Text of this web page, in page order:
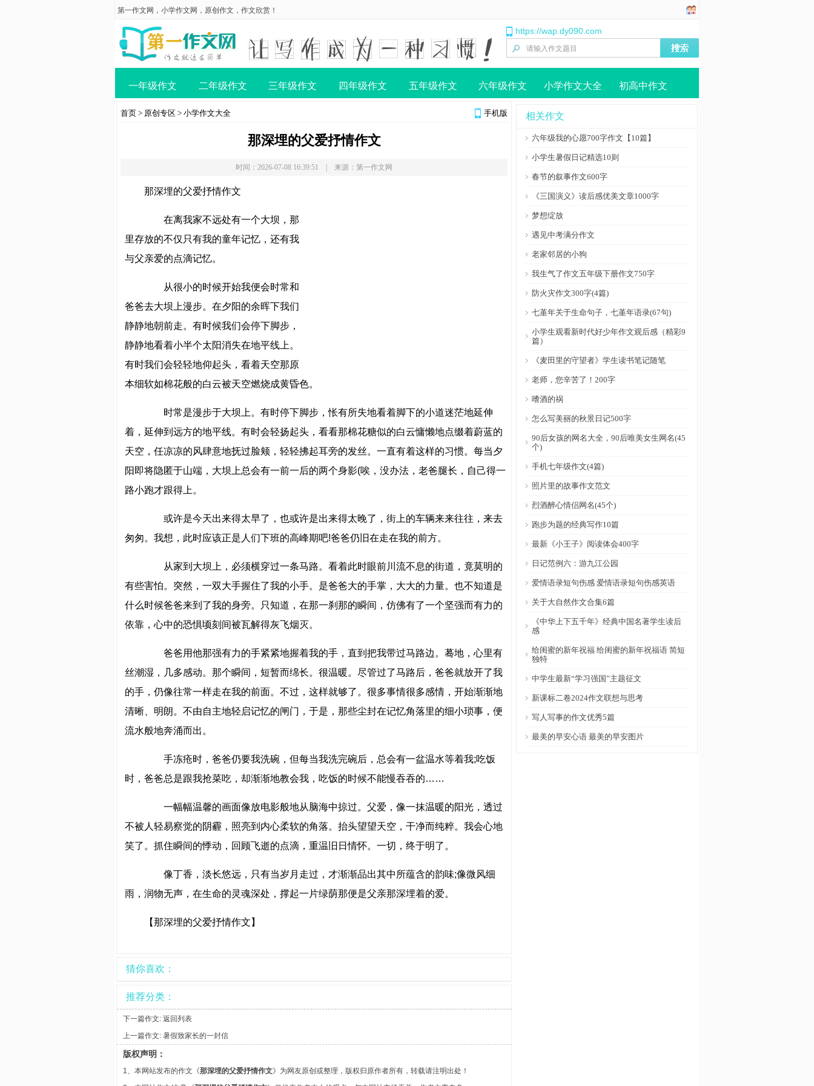
第一作文网 ， 小学作文网 ， 原创作文 ， 作文欣赏 ！
https://wap.dy090.com
一年级作文 二年级作文 三年级作文 四年级作文 五年级作文 六年级作文 小学作文大全 初高中作文
手机版
首页 > 原创专区 > 小学作文大全
那深埋的父爱抒情作文
时间：2026-07-08 16:39:51 | 来源：第一作文网
那深埋的父爱抒情作文
在离我家不远处有一个大坝，那
里存放的不仅只有我的童年记忆，还有我
与父亲爱的点滴记忆。
从很小的时候开始我便会时常和
爸爸去大坝上漫步。在夕阳的余晖下我们
静静地朝前走。有时候我们会停下脚步，
静静地看着小半个太阳消失在地平线上。
有时我们会轻轻地仰起头，看着天空那原
本细软如棉花般的白云被天空燃烧成黄昏色。
时常是漫步于大坝上。有时停下脚步，怅有所失地看着脚下的小道迷茫地延伸
着，延伸到远方的地平线。有时会轻扬起头，看看那棉花糖似的白云慵懒地点缀着蔚蓝的
天空，任凉凉的风肆意地抚过脸颊，轻轻拂起耳旁的发丝。一直有着这样的习惯。每当夕
阳即将隐匿于山端，大坝上总会有一前一后的两个身影(唉，没办法，老爸腿长，自己得一
路小跑才跟得上。
或许是今天出来得太早了，也或许是出来得太晚了，街上的车辆来来往往，来去
匆匆。我想，此时应该正是人们下班的高峰期吧!爸爸仍旧在走在我的前方。
从家到大坝上，必须横穿过一条马路。看着此时眼前川流不息的街道，竟莫明的
有些害怕。突然，一双大手握住了我的小手。是爸爸大的手掌，大大的力量。也不知道是
什么时候爸爸来到了我的身旁。只知道，在那一刹那的瞬间，仿佛有了一个坚强而有力的
依靠，心中的恐惧顷刻间被瓦解得灰飞烟灭。
爸爸用他那强有力的手紧紧地握着我的手，直到把我带过马路边。蓦地，心里有
丝潮湿，几多感动。那个瞬间，短暂而绵长。很温暖。尽管过了马路后，爸爸就放开了我
的手，仍像往常一样走在我的前面。不过，这样就够了。很多事情很多感情，开始渐渐地
清晰、明朗。不由自主地轻启记忆的闸门，于是，那些尘封在记忆角落里的细小琐事，便
流水般地奔涌而出。
手冻疮时，爸爸仍要我洗碗，但每当我洗完碗后，总会有一盆温水等着我;吃饭
时，爸爸总是跟我抢菜吃，却渐渐地教会我，吃饭的时候不能慢吞吞的……
一幅幅温馨的画面像放电影般地从脑海中掠过。父爱，像一抹温暖的阳光，透过
不被人轻易察觉的阴霾，照亮到内心柔软的角落。抬头望望天空，干净而纯粹。我会心地
笑了。抓住瞬间的悸动，回顾飞逝的点滴，重温旧日情怀。一切，终于明了。
像丁香，淡长悠远，只有当岁月走过，才渐渐品出其中所蕴含的韵味;像微风细
雨，润物无声，在生命的灵魂深处，撑起一片绿荫那便是父亲那深埋着的爱。
【那深埋的父爱抒情作文】
猜你喜欢：
推荐分类：
下一篇作文: 返回列表
上一篇作文: 暑假致家长的一封信
版权声明：
1、本网站发布的作文《那深埋的父爱抒情作文》为网友原创或整理，版权归原作者所有，转载请注明出处！
相关作文
六年级我的心愿700字作文【10篇】
小学生暑假日记精选10则
春节的叙事作文600字
《三国演义》读后感优美文章1000字
梦想绽放
遇见中考满分作文
老家邻居的小狗
我生气了作文五年级下册作文750字
防火灾作文300字(4篇)
七堇年关于生命句子，七堇年语录(67句)
小学生观看新时代好少年作文观后感（精彩9
篇）
《麦田里的守望者》学生读书笔记随笔
老师，您辛苦了！200字
嗜酒的祸
怎么写美丽的秋景日记500字
90后女孩的网名大全，90后唯美女生网名(45
个)
手机七年级作文(4篇)
照片里的故事作文范文
烈酒醉心情侣网名(45个)
跑步为题的经典写作10篇
最新《小王子》阅读体会400字
日记范例六：游九江公园
爱情语录短句伤感 爱情语录短句伤感英语
关于大自然作文合集6篇
《中华上下五千年》经典中国名著学生读后
感
给闺蜜的新年祝福 给闺蜜的新年祝福语 简短
独特
中学生最新“学习强国”主题征文
新课标二卷2024作文联想与思考
写人写事的作文优秀5篇
最美的早安心语 最美的早安图片